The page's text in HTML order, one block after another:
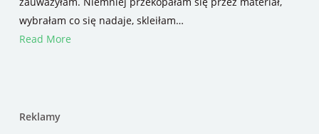
wybrałam co się nadaje, skleiłam…
Read More
Reklamy